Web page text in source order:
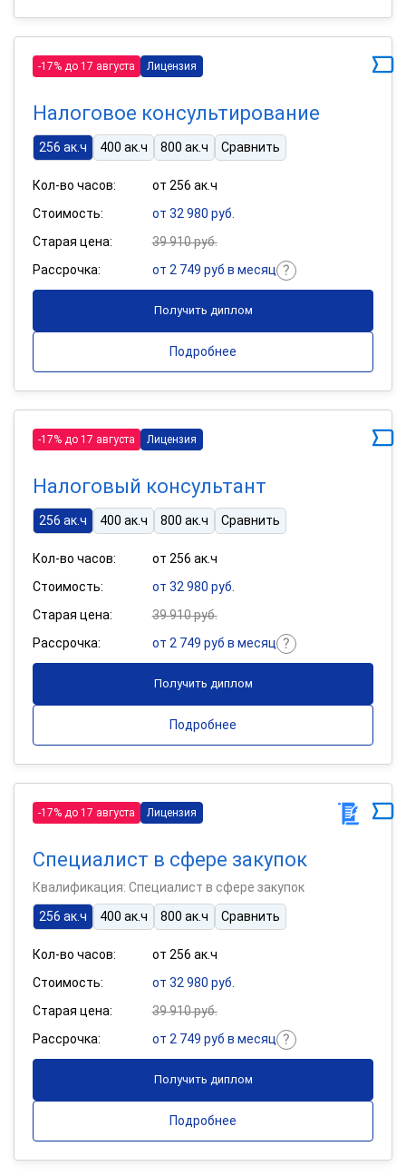
-17% до 17 августа Лицензия
Налоговое консультирование
256 ак.ч 400 ак.ч 800 ак.ч Сравнить
Кол-во часов:
от 256 ак.ч
Стоимость:
от 32 980 руб.
Старая цена:
39 910 руб.
Рассрочка:
от 2 749 руб в месяц
Получить диплом
Подробнее
-17% до 17 августа Лицензия
Налоговый консультант
256 ак.ч 400 ак.ч 800 ак.ч Сравнить
Кол-во часов:
от 256 ак.ч
Стоимость:
от 32 980 руб.
Старая цена:
39 910 руб.
Рассрочка:
от 2 749 руб в месяц
Получить диплом
Подробнее
-17% до 17 августа Лицензия
Специалист в сфере закупок
Квалификация: Специалист в сфере закупок
256 ак.ч
400 ак.ч 800 ак.ч Сравнить
Кол-во часов:
от 256 ак.ч
Стоимость:
от 32 980 руб.
Старая цена:
39 910 руб.
Рассрочка:
от 2 749 руб в месяц
Получить диплом
Подробнее